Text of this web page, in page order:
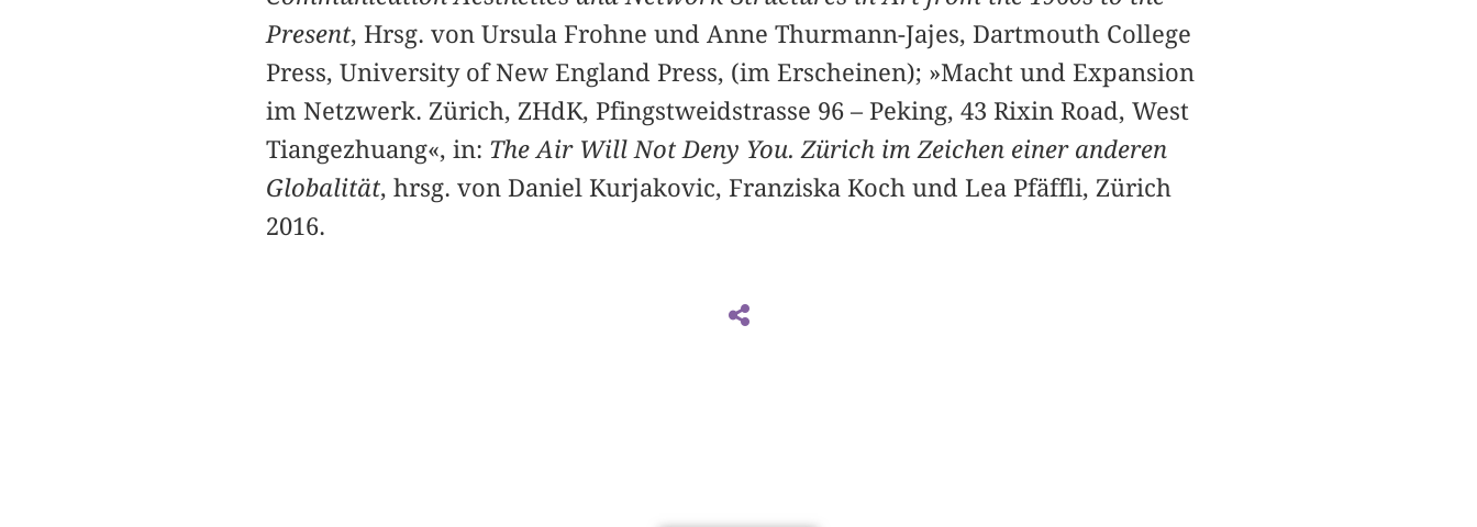
Present, Hrsg. von Ursula Frohne und Anne Thurmann-Jajes, Dartmouth College
Press, University of New England Press, (im Erscheinen); »Macht und Expansion
im Netzwerk. Zürich, ZHdK, Pfingstweidstrasse 96 – Peking, 43 Rixin Road, West
Tiangezhuang«, in: The Air Will Not Deny You. Zürich im Zeichen einer anderen
Globalität, hrsg. von Daniel Kurjakovic, Franziska Koch und Lea Pfäffli, Zürich
2016.